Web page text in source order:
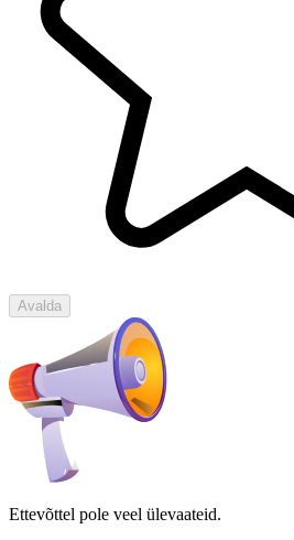
Avalda
Ettevõttel pole veel ülevaateid.